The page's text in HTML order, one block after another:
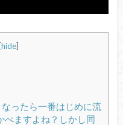
[hide]
ったら一番はじめに流
べますよね？しかし同